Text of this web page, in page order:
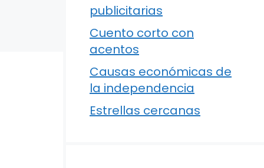
publicitarias
Cuento corto con
acentos
Causas económicas de
la independencia
Estrellas cercanas